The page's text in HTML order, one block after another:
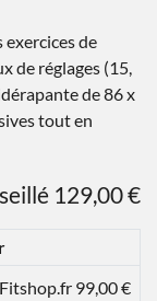
de
de réglages (15,
de 86 x
tout en
129,00 €
Fitshop.fr 99,00 €